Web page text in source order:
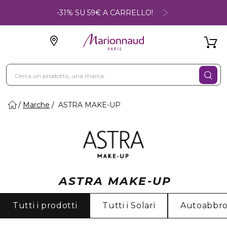
-31% SU 59€ A CARRELLO!
Marche ASTRA MAKE-UP
ASTRA MAKE-UP
Tutti i prodotti Tutti i Solari